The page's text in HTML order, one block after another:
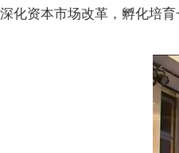
深化资本市场改革，孵化培